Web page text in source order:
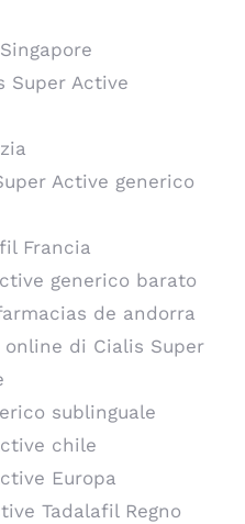
Super Active
Active generico
Francia
generico barato
de andorra
di Cialis Super
sublinguale
chile
Europa
Tadalafil Regno